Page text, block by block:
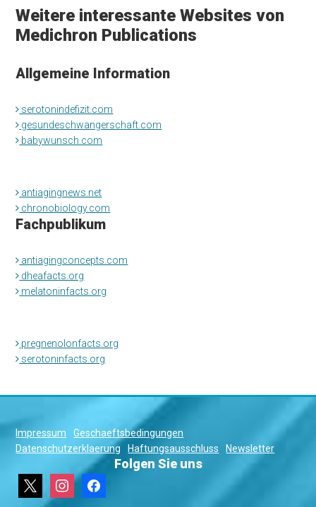
Weitere interessante Websites von
Medichron Publications
Allgemeine Information
serotonindefizit.com
gesundeschwangerschaft.com
babywunsch.com
antiagingnews.net
chronobiology.com
Fachpublikum
antiagingconcepts.com
dheafacts.org
melatoninfacts.org
pregnenolonfacts.org
serotoninfacts.org
Impressum
Geschaeftsbedingungen
Datenschutzerklaerung
Haftungsausschluss Newsletter
Folgen Sie uns
instagramfacebook